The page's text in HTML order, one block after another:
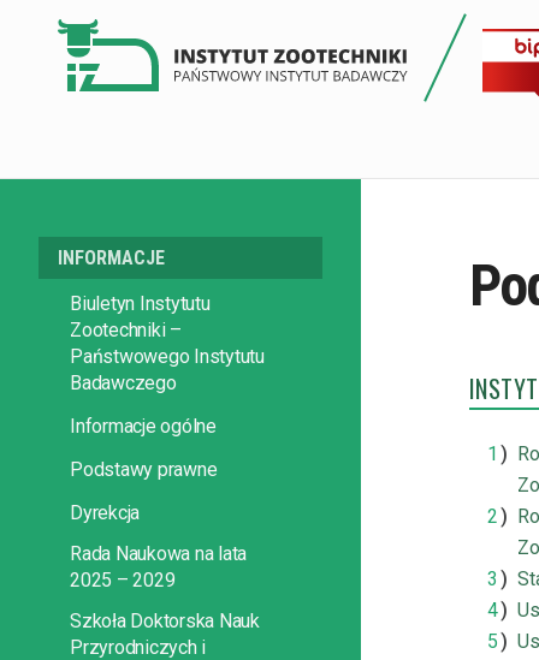
INFORMACJE
Biuletyn Instytutu
Zootechniki –
Państwowego Instytutu
Badawczego
Informacje ogólne
Podstawy prawne
Dyrekcja
Rada Naukowa na lata
2025 – 2029
Szkoła Doktorska Nauk
Przyrodniczych i